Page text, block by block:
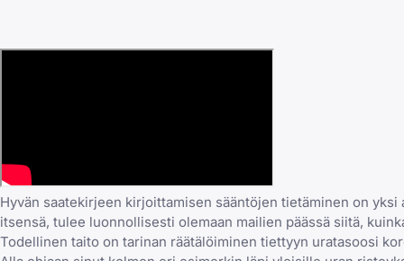
Hyvän saatekirjeen kirjoittamisen sääntöjen tietäminen on
itsensä, tulee luonnollisesti olemaan mailien päässä siitä,
Todellinen taito on tarinan räätälöiminen tiettyyn uratasoosi